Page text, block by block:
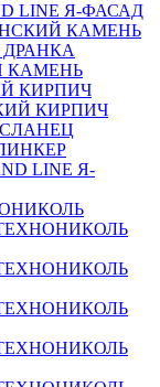
LINE Я-ФАСАД
КАМЕНЬ
КАМЕНЬ
КИРПИЧ
КИРПИЧ
LINE Я-